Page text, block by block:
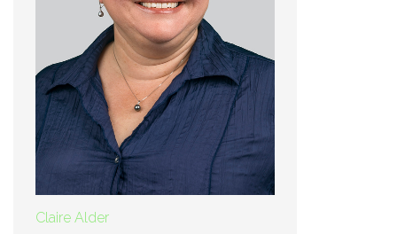
Claire Alder